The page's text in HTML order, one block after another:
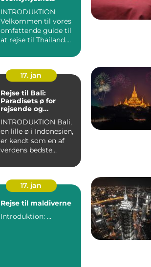
INTRODUKTION:
Velkommen til vores
omfattende guide til
at rejse til Thailand.
eventyrl...
17. jan
Rejse til Bali:
Paradisets ø for
rejsende og
INTRODUKTION Bali,
en lille ø i Indonesien,
er kendt som en af
verdens bedste
solhungr...
17. jan
Rejse til maldiverne
Introduktion: ...